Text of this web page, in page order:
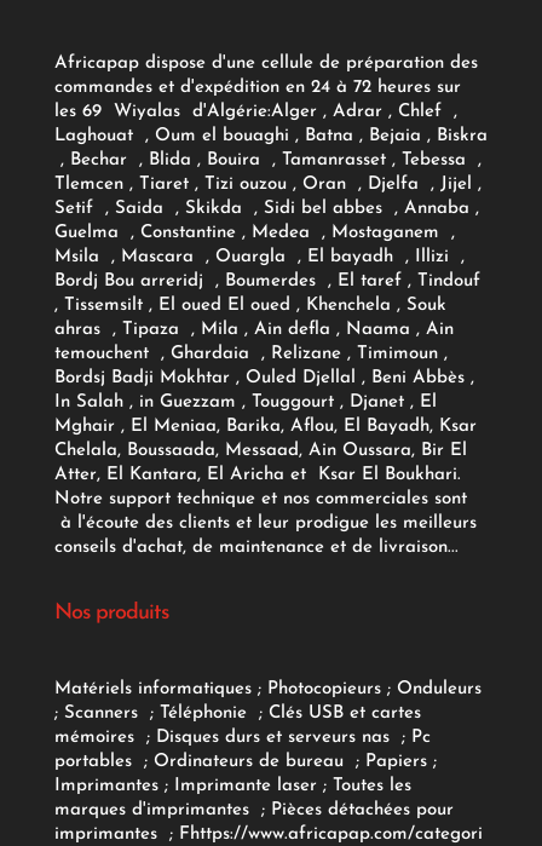
Africapap dispose d'une cellule de préparation des
commandes et d'expédition en 24 à 72 heures sur
les 69 Wiyalas d'Algérie:Alger , Adrar, Chlef ,
Laghouat , Oum el bouaghi , Batna , Bejaia , Biskra
, Bechar , Blida , Bouira , Tamanrasset , Tebessa ,
Tlemcen , Tiaret , Tizi ouzou , Oran , Djelfa , Jijel ,
Setif , Saida , Skikda , Sidi bel abbes , Annaba ,
Guelma , Constantine , Medea , Mostaganem ,
Msila , Mascara , Ouargla , El bayadh , Illizi ,
Bordj Bou arreridj , Boumerdes , El taref , Tindouf
, Tissemsilt , El oued El oued , Khenchela , Souk
ahras , Tipaza , Mila , Ain defla , Naama , Ain
temouchent , Ghardaia , Relizane , Timimoun ,
Bordsj Badji Mokhtar , Ouled Djellal , Beni Abbès ,
In Salah , in Guezzam , Touggourt , Djanet , El
Mghair , El Meniaa, Barika, Aflou, El Bayadh, Ksar
Chelala, Boussaada, Messaad, Ain Oussara, Bir El
Atter, El Kantara, El Aricha et Ksar El Boukhari.
Notre support technique et nos commerciales sont
à l'écoute des clients et leur prodigue les meilleurs
conseils d'achat, de maintenance et de livraison...
Nos produits
Matériels informatiques; Photocopieurs; Onduleurs
; Scanners ; Téléphonie ; Clés USB et cartes
mémoires
; Disques durs et serveurs nas ; Pc
portables
; Ordinateurs de bureau ; Papiers;
Imprimantes;Imprimante laser; Toutes les
marques d'imprimantes
; Pièces détachées pour
imprimantes
; Fhttps://www.africapap.com/categori